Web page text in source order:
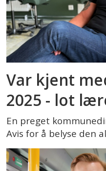
Var kjent
2025 - lot
En preget
Avis for å belyse den